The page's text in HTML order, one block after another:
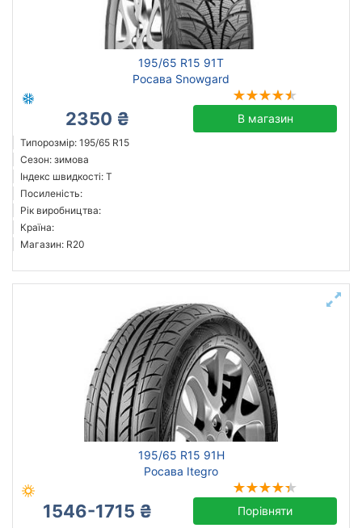
195/65 R15 91T
Росава Snowgard
2350 ₴ В магазин
Типорозмір: 195/65 R15
Сезон: зимова
Індекс швидкості: T
Посиленість:
Рік виробництва:
Країна:
Магазин: R20
195/65 R15 91H
Росава Itegro
1546-1715 ₴ Порівняти
Рік виробництва
Скинути